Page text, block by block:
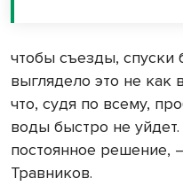
чтобы съезды,
выглядело это не как
что, судя по всему,
воды быстро не
постоянное решение,
Травников.